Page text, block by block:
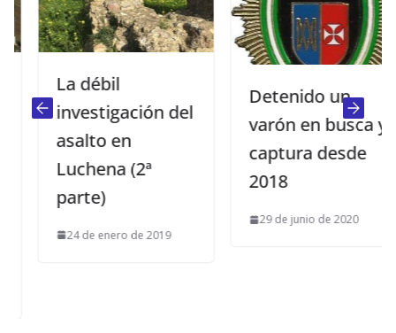
La débil
investigación del
asalto en
Luchena (2ª
parte)
24 de enero de 2019
Detenido un
varón en busca y
captura desde
2018
29 de junio de 2020